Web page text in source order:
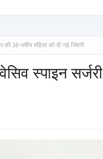
36-वर्षीय महिला को दी नई जिंदगी
स्पाइन सर्जरी